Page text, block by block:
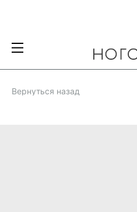
Вернуться назад